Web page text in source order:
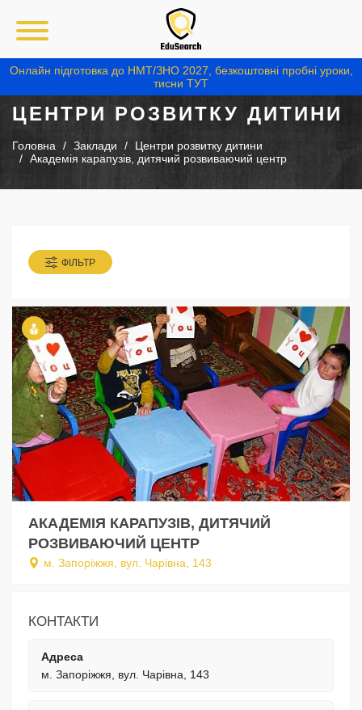
Онлайн підготовка до НМТ/ЗНО 2027, безкоштовні пробні уроки,
тисни ТУТ
ЦЕНТРИ РОЗВИТКУ ДИТИНИ
Головна Заклади
Центри розвитку дитини
Академія карапузів, дитячий розвиваючий центр
ФІЛЬТР
АКАДЕМІЯ КАРАПУЗІВ, ДИТЯЧИЙ
РОЗВИВАЮЧИЙ ЦЕНТР
м. Запоріжжя, вул. Чарівна, 143
КОНТАКТИ
Адреса
м. Запоріжжя, вул. Чарівна, 143